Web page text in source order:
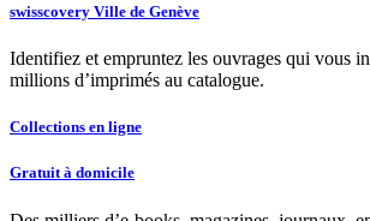
swisscovery Ville de Genève
Identifiez et empruntez les ouvrages qui vous
millions d’imprimés au catalogue.
Collections en ligne
Gratuit à domicile